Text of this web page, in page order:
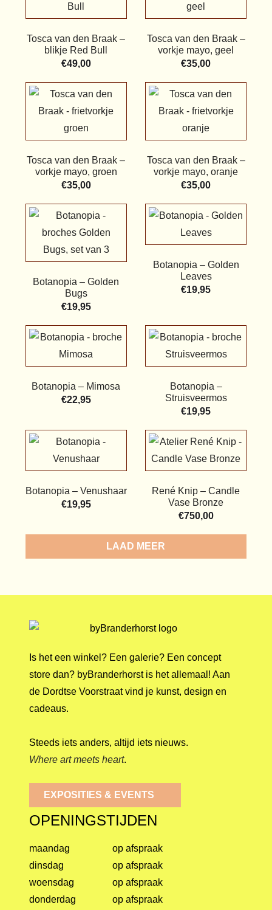
Tosca van den Braak –
blikje Red Bull
€49,00
Tosca van den Braak –
vorkje mayo, geel
€35,00
Tosca van den Braak –
vorkje mayo, groen
€35,00
Tosca van den Braak –
vorkje mayo, oranje
€35,00
Botanopia – Golden
Bugs
€19,95
Botanopia – Golden
Leaves
€19,95
Botanopia – Mimosa
€22,95
Botanopia –
Struisveermos
€19,95
Botanopia – Venushaar
€19,95
René Knip – Candle
Vase Bronze
€750,00
LOAD MORE
Is het een winkel? Een galerie? Een concept
store dan? byBranderhorst is het allemaal! Aan
de Dordtse Voorstraat vind je kunst, design en
cadeaus.
Steeds iets anders, altijd iets nieuws.
Where art meets heart.
EXPOSITIES & EVENTS
OPENINGSTIJDEN
maandag
dinsdag
woensdag
donderdag
op afspraak
op afspraak
op afspraak
op afspraak